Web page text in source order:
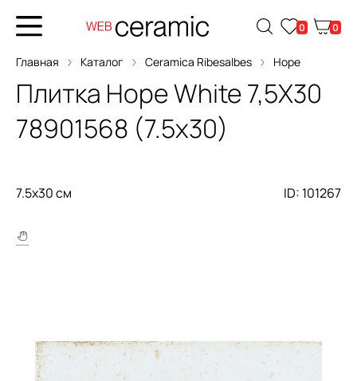
0 0
Главная Каталог Ceramica Ribesalbes Hope
Плитка Hope White 7,5X30
78901568 (7.5x30)
7.5x30 см ID: 101267